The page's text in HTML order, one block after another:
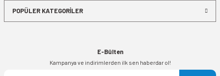
POPÜLER KATEGORİLER
E-Bülten
Kampanya ve indirimlerden ilk sen haberdar ol!